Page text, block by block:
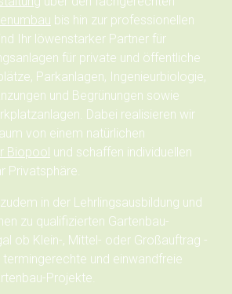
bis hin zur professionellen
Ihr löwenstarker Partner für
für private und öffentliche
Parkanlagen, Ingenieurbiologie,
und Begrünungen sowie
Dabei realisieren wir
von einem natürlichen
Biopool und schaffen individuellen
Privatsphäre.
in der Lehrlingsausbildung und
zu qualifizierten Gartenbau-
ob Klein-, Mittel- oder Großauftrag -
und einwandfreie
Projekte.